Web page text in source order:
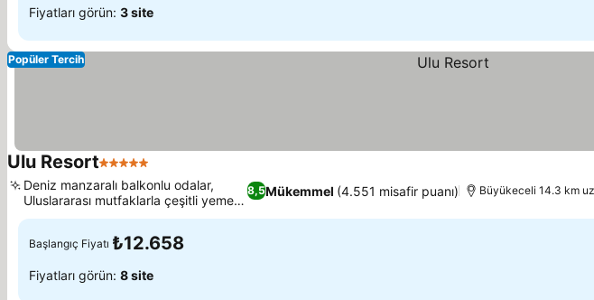
Fiyatları görün: 3 site
Popüler Tercih
Ulu Resort5 Yıldız
8,5Mükemmel (4.551 misafir puanı)
Deniz manzaralı balkonlu odalar,
Uluslararası mutfaklarla çeşitli yemek
seçenekleri
Büyükeceli 14.3 km
Başlangıç Fiyatı ₺12.658
Fiyatları görün: 8 site